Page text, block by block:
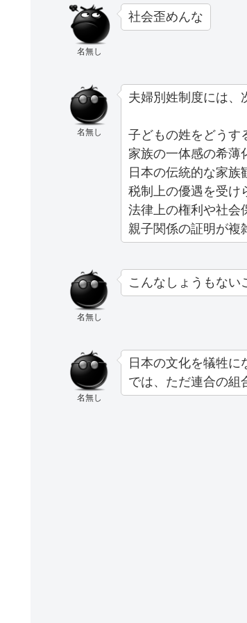
名無し
社会歪めんな
名無し
夫婦別姓制度には、
子どもの姓をどうす
家族の一体感の希薄
日本の伝統的な家族
税制上の優遇を受け
法律上の権利や社会
親子関係の証明が複
名無し
こんなしょうもない
名無し
日本の文化を犠牲
では、ただ連合の組